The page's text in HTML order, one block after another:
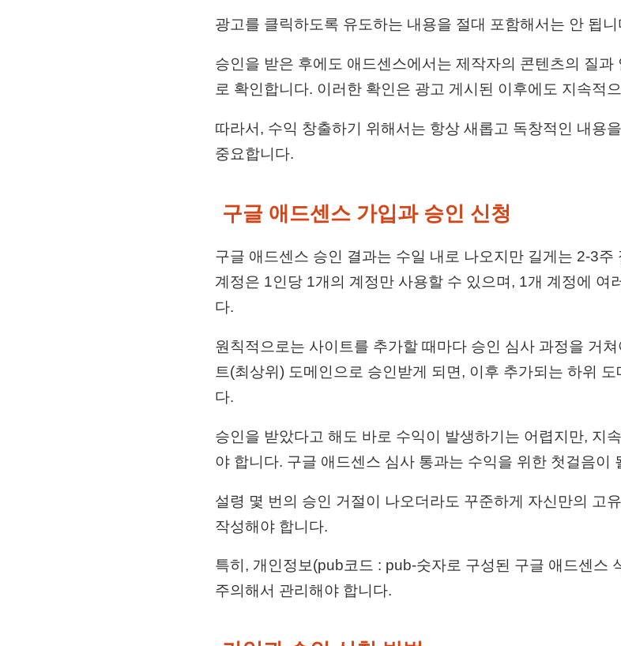
광고를 클릭하도록 유도하는 내용을 절대 포함해서는 안 됩니
승인을 받은 후에도 애드센스에서는 제작자의 콘텐츠의 질과
로 확인합니다. 이러한 확인은 광고 게시된 이후에도 지속적
따라서, 수익 창출하기 위해서는 항상 새롭고 독창적인 내용
중요합니다.
구글 애드센스 가입과 승인 신청
구글 애드센스 승인 결과는 수일 내로 나오지만 길게는 2-3
계정은 1인당 1개의 계정만 사용할 수 있으며, 1개 계정에 여
다.
원칙적으로는 사이트를 추가할 때마다 승인 심사 과정을 거
트(최상위) 도메인으로 승인받게 되면, 이후 추가되는 하위
다.
승인을 받았다고 해도 바로 수익이 발생하기는 어렵지만, 지
야 합니다. 구글 애드센스 심사 통과는 수익을 위한 첫걸음이
설령 몇 번의 승인 거절이 나오더라도 꾸준하게 자신만의 고
작성해야 합니다.
특히, 개인정보(pub코드 : pub-숫자로 구성된 구글 애드센스
주의해서 관리해야 합니다.